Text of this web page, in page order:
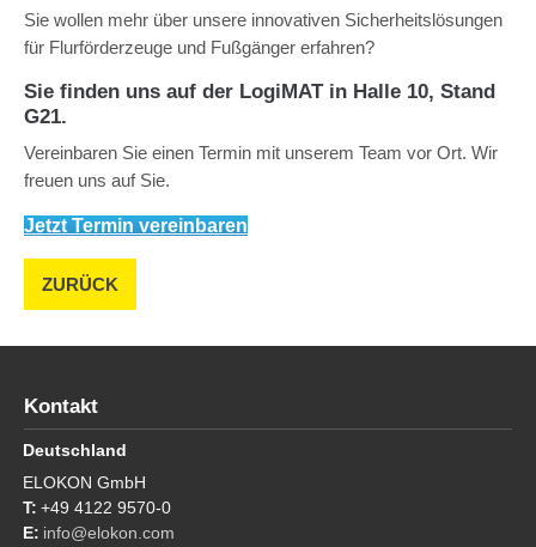
Sie wollen mehr über unsere innovativen Sicherheitslösungen
für Flurförderzeuge und Fußgänger erfahren?
Sie finden uns auf der LogiMAT in Halle 10, Stand
G21.
Vereinbaren Sie einen Termin mit unserem Team vor Ort. Wir
freuen uns auf Sie.
Jetzt Termin vereinbaren
ZURÜCK
Kontakt
Deutschland
ELOKON GmbH
+49 4122 9570-0
info@elokon.com